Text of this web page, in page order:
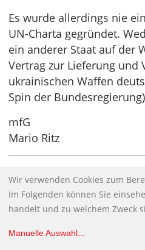
Es wurde allerdings nie
UN-Charta gegründet.
ein anderer Staat auf der
Vertrag zur Lieferung und
ukrainischen Waffen
Spin der
mfG
Mario Ritz
Anmerkung zur
NachDenkSeiten
Die NachDenkSeiten
Zuschriften, am besten in
Länge und mit einem
Wir verwenden Cookies zum
Im Folgenden können Sie
handelt und zu welchem Zweck
Manuelle Auswahl...